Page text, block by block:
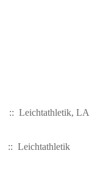
:: Leichtathletik, LA
:: Leichtathletik